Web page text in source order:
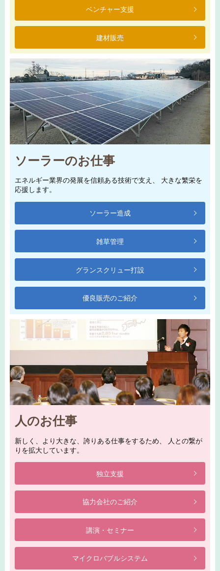
ベンチャー支援
建材販売
ソーラーのお仕事
エネルギー業界の発展を信頼ある技術で支え、 大きな繁栄を
応援します。
ソーラー造成
雑草管理
グランスクリュー打設
優良販売のご紹介
人のお仕事
新しく、より大きな、誇りある仕事をするため、 人との繋が
りを拡大しています。
独立支援
協力会社のご紹介
講演・セミナー
マイクロバブルシステム